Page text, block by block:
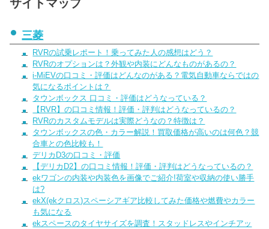
サイトマップ
三菱
RVRの試乗レポート！乗ってみた人の感想はどう？
RVRのオプションは？外観や内装にどんなものがあるの？
i-MiEVの口コミ・評価はどんなのがある？電気自動車ならではの
気になるポイントは？
タウンボックス 口コミ・評価はどうなっている？
【RVR】の口コミ情報！評価・評判はどうなっているの？
RVRのカスタムモデルは実際どうなの？特徴は？
タウンボックスの色・カラー解説！買取価格が高いのは何色？競
合車との色比較も！
デリカD3の口コミ・評価
【デリカD2】の口コミ情報！評価・評判はどうなっているの？
ekワゴンの内装や内装色を画像でご紹介!荷室や収納の使い勝手
は?
ekX(ekクロス)スペーシアギア比較してみた価格や燃費やカラー
も気になる
ekスペースのタイヤサイズを調査！スタッドレスやインチアッ